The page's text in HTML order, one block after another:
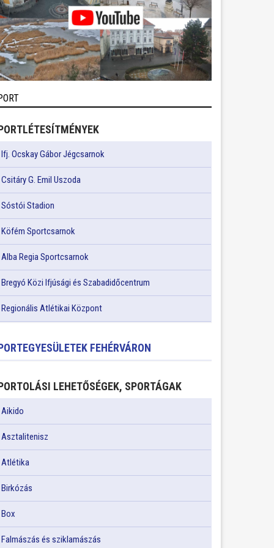
Ifj. Ocskay Gábor Jégcsarnok
Csitáry G. Emil Uszoda
Sóstói Stadion
Köfém Sportcsarnok
Alba Regia Sportcsarnok
Bregyó Közi Ifjúsági és Szabadidőcentrum
Regionális Atlétikai Központ
FEHÉRVÁRON
LEHETŐSÉGEK, SPORTÁGAK
Aikido
Asztalitenisz
Atlétika
Birkózás
Box
Falmászás és sziklamászás